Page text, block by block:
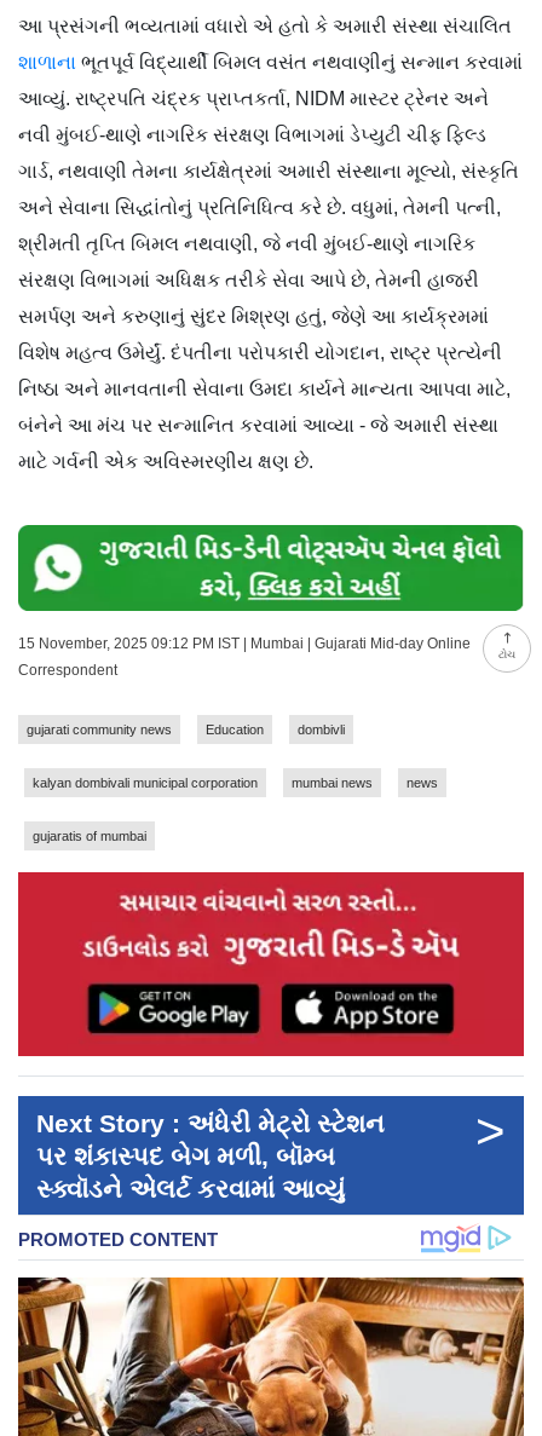
ટોચ
આ પ્રસંગની ભવ્યતામાં વધારો એ હતો કે અમારી સંસ્થા સંચાલિત
શાળાના ભૂતપૂર્વ વિદ્યાર્થી બિમલ વસંત નથવાણીનું સન્માન કરવામાં
આવ્યું. રાષ્ટ્રપતિ ચંદ્રક પ્રાપ્તકર્તા, NIDM માસ્ટર ટ્રેનર અને
નવી મુંબઈ-થાણે નાગરિક સંરક્ષણ વિભાગમાં ડેપ્યુટી ચીફ ફિલ્ડ
ગાર્ડ, નથવાણી તેમના કાર્યક્ષેત્રમાં અમારી સંસ્થાના મૂલ્યો, સંસ્કૃતિ
અને સેવાના સિદ્ધાંતોનું પ્રતિનિધિત્વ કરે છે. વધુમાં, તેમની પત્ની,
શ્રીમતી તૃપ્તિ બિમલ નથવાણી, જે નવી મુંબઈ-થાણે નાગરિક
સંરક્ષણ વિભાગમાં અધિક્ષક તરીકે સેવા આપે છે, તેમની હાજરી
સમર્પણ અને કરુણાનું સુંદર મિશ્રણ હતું, જેણે આ કાર્યક્રમમાં
વિશેષ મહત્વ ઉમેર્યું. દંપતીના પરોપકારી યોગદાન, રાષ્ટ્ર પ્રત્યેની
નિષ્ઠા અને માનવતાની સેવાના ઉમદા કાર્યને માન્યતા આપવા માટે,
બંનેને આ મંચ પર સન્માનિત કરવામાં આવ્યા - જે અમારી સંસ્થા
માટે ગર્વની એક અવિસ્મરણીય ક્ષણ છે.
15 November, 2025 09:12 PM IST | Mumbai | Gujarati Mid-day Online
Correspondent
gujarati community news Education dombivli
kalyan dombivali municipal corporation mumbai news news
gujaratis of mumbai
Next Story : અંધેરી મેટ્રો સ્ટેશન
પર શંકાસ્પદ બેગ મળી, બૉમ્બ
સ્ક્વૉડને એલર્ટ કરવામાં આવ્યું
>